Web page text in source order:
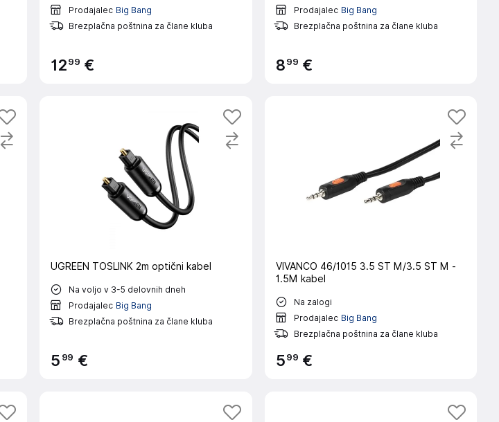
Prodajalec Big Bang
Brezplačna poštnina za člane kluba
1299 €
Prodajalec Big Bang
Brezplačna poštnina za člane kluba
899 €
UGREEN TOSLINK 2m optični kabel
Na voljo v 3-5 delovnih dneh
Prodajalec Big Bang
Brezplačna poštnina za člane kluba
5 99 €
VIVANCO 46/1015 3.5 ST M/3.5 ST M -
1.5M kabel
Na zalogi
Prodajalec Big Bang
Brezplačna poštnina za člane kluba
599 €